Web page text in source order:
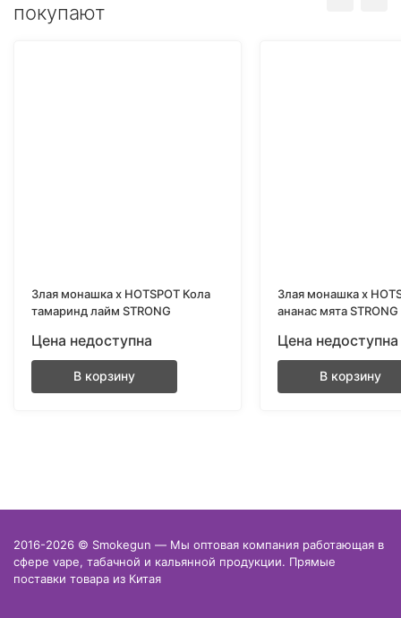
покупают
Злая монашка х HOTSPOT Кола
тамаринд лайм STRONG
Цена недоступна
В корзину
Злая монашка х
ананас мята STRONG
Цена недоступна
В корзину
2016-2026 © Smokegun — Мы оптовая компания работающая в
сфере vape, табачной и кальянной продукции. Прямые
поставки товара из Китая